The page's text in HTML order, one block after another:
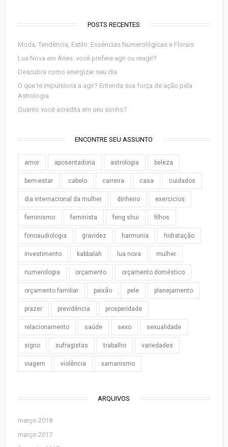
POSTS RECENTES
Moda, Tendência, Estilo: Essências Numerológicas e Florais
Lua Nova em Áries: você prefere agir ou reagir?
Descubra como energizar seu dia
O que te impulsiona a agir? Entenda sua força de ação pela
Astrologia
Quanto você acredita em seu sonho?
ENCONTRE SEU ASSUNTO
amor aposentadoria astrologia beleza
bem-estar cabelo carreira casa cuidados
dia internacional da mulher dinheiro exercicios
feminismo feminista feng shui filhos
fonoaudiologia gravidez harmonia hidratação
investimento kabbalah lua nova mulher
numerologia orçamento orçamento doméstico
orçamento familiar paixão pele planejamento
prazer previdência prosperidade
relacionamento saúde sexo sexualidade
signo sufragistas trabalho variedades
viagem violência xamanismo
ARQUIVOS
março 2018
março 2017